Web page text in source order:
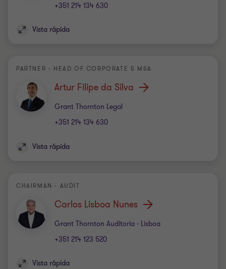
+351 214 134 630
Vista rápida
PARTNER - HEAD OF CORPORATE & M&A
Artur Filipe da Silva
Grant Thornton Legal
Escritório
+351 214 134 630
Vista rápida
CHAIRMAN - AUDIT
Carlos Lisboa Nunes
Grant Thornton Auditoria - Lisboa
Escritório
+351 214 123 520
Vista rápida